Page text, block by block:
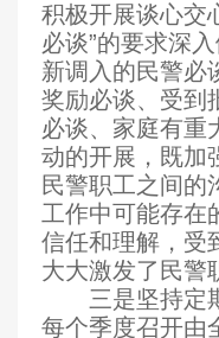
积极开展谈心交
必谈”的要求深
新调入的民警必
奖励必谈、受到
必谈、家庭有重
动的开展，既加
民警职工之间的
工作中可能存在
信任和理解，受
大大激发了民警
三是坚持定
每个季度召开由